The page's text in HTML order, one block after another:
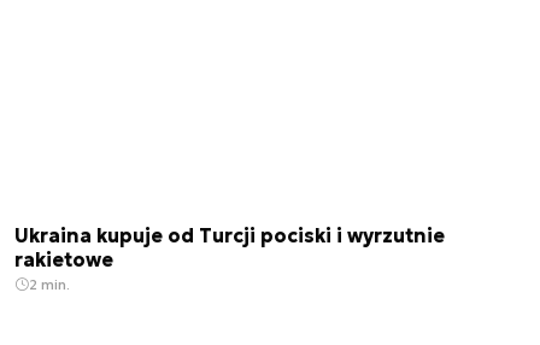
Ukraina kupuje od Turcji pociski i wyrzutnie
rakietowe
2 min.